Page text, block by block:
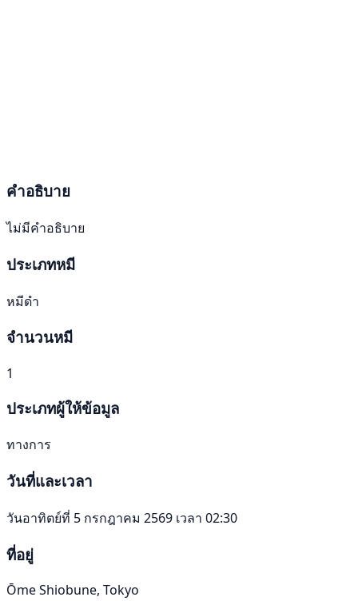
คำอธิบาย
ไม่มีคำอธิบาย
ประเภทหมี
หมีดำ
จำนวนหมี
1
ประเภทผู้ให้ข้อมูล
ทางการ
วันที่และเวลา
วันอาทิตย์ที่ 5 กรกฎาคม 2569 เวลา 02:30
ที่อยู่
Ōme Shiobune, Tokyo